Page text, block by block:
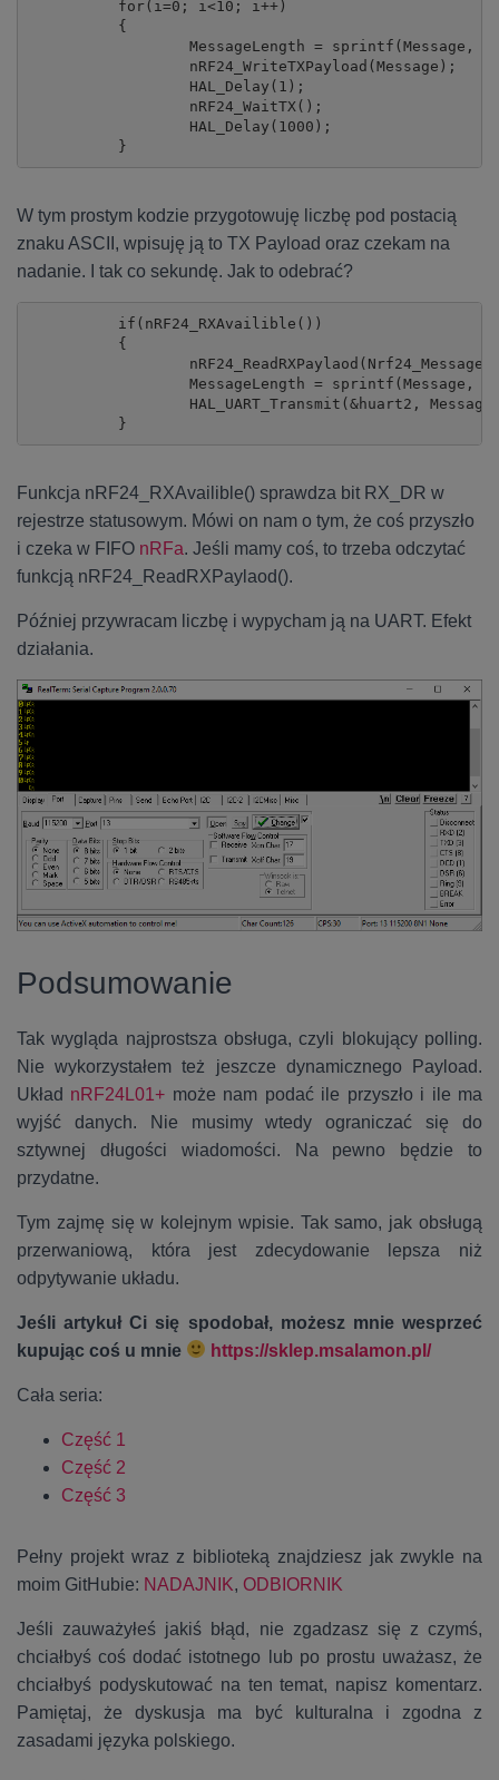
	  }
W tym prostym kodzie przygotowuję liczbę pod postacią
znaku ASCII, wpisuję ją to TX Payload oraz czekam na
nadanie. I tak co sekundę. Jak to odebrać?
	  }
Funkcja nRF24_RXAvailible() sprawdza bit RX_DR w
rejestrze statusowym. Mówi on nam o tym, że coś przyszło
i czeka w FIFO nRFa. Jeśli mamy coś, to trzeba odczytać
funkcją nRF24_ReadRXPaylaod().
Później przywracam liczbę i wypycham ją na UART. Efekt
działania.
Podsumowanie
Tak wygląda najprostsza obsługa, czyli blokujący polling.
Nie wykorzystałem też jeszcze dynamicznego Payload.
Układ nRF24L01+ może nam podać ile przyszło i ile ma
wyjść danych. Nie musimy wtedy ograniczać się do
sztywnej długości wiadomości. Na pewno będzie to
przydatne.
Tym zajmę się w kolejnym wpisie. Tak samo, jak obsługą
przerwaniową, która jest zdecydowanie lepsza niż
odpytywanie układu.
Jeśli artykuł Ci się spodobał, możesz mnie wesprzeć
kupując coś u mnie
https://sklep.msalamon.pl/
Cała seria:
Część 1
Część 2
Część 3
Pełny projekt wraz z biblioteką znajdziesz jak zwykle na
moim GitHubie: NADAJNIK, ODBIORNIK
Jeśli zauważyłeś jakiś błąd, nie zgadzasz się z czymś,
chciałbyś coś dodać istotnego lub po prostu uważasz, że
chciałbyś podyskutować na ten temat, napisz komentarz.
Pamiętaj, że dyskusja ma być kulturalna i zgodna z
zasadami języka polskiego.